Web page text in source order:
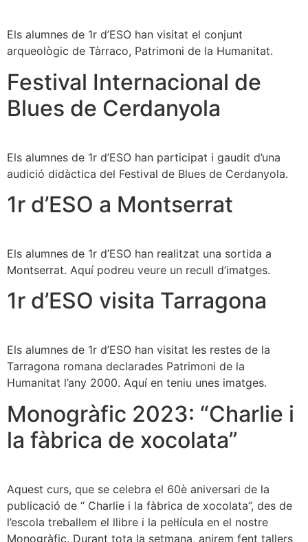
Els alumnes de 1r d’ESO han visitat el conjunt
arqueològic de Tàrraco, Patrimoni de la Humanitat.
Festival Internacional de
Blues de Cerdanyola
Els alumnes de 1r d’ESO han participat i gaudit d’una
audició didàctica del Festival de Blues de Cerdanyola.
1r d’ESO a Montserrat
Els alumnes de 1r d’ESO han realitzat una sortida a
Montserrat. Aquí podreu veure un recull d’imatges.
1r d’ESO visita Tarragona
Els alumnes de 1r d’ESO han visitat les restes de la
Tarragona romana declarades Patrimoni de la
Humanitat l’any 2000. Aquí en teniu unes imatges.
Monogràfic 2023: “Charlie i
la fàbrica de xocolata”
Aquest curs, que se celebra el 60è aniversari de la
publicació de “ Charlie i la fàbrica de xocolata”, des de
l’escola treballem el llibre i la pel·lícula en el nostre
Monogràfic. Durant tota la setmana, anirem fent tallers